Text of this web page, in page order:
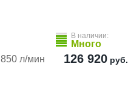
850 л/мин
В наличии:
Много
126 920руб.